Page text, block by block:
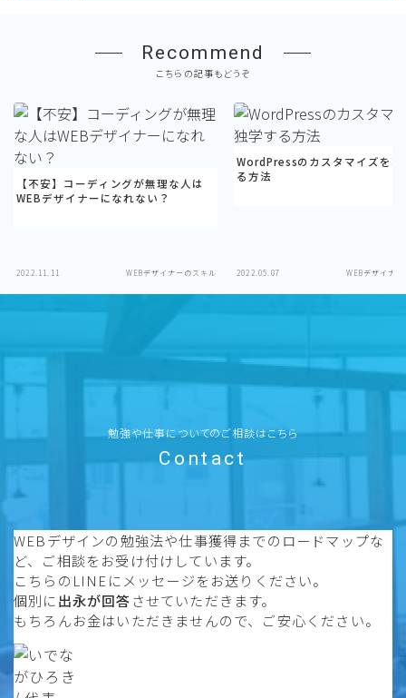
Recommend
こちらの記事もどうぞ
【不安】コーディングが無理な人は
WEBデザイナーになれない？
2022.11.11 WEBデザイナーのスキル
WordPressのカスタマイズを独
る方法
2022.05.07 WEBデザイナ
勉強や仕事についてのご相談はこちら
Contact
WEBデザインの勉強法や仕事獲得までのロードマップな
ど、ご相談をお受け付けしています。
こちらのLINEにメッセージをお送りください。
個別に出永が回答させていただきます。
もちろんお金はいただきませんので、ご安心ください。